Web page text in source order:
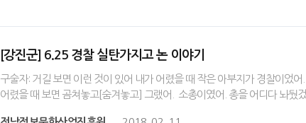
[강진군] 6.25 경찰 실탄가지고 논 이야기
구술자: 거길 보면 이런 것이 있어 내가 어렸을 때 작은 아부지가 경찰이었
어렸을 때 보면 곰쳐놓고[숨겨놓고] 그랬어. 소총이였어. 총을 어디다 놔뒀